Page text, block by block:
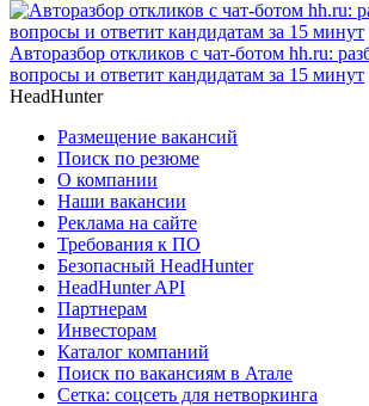
Авторазбор откликов с чат-ботом hh.ru:
вопросы и ответит кандидатам за 15 минут
HeadHunter
Размещение вакансий
Поиск по резюме
О компании
Наши вакансии
Реклама на сайте
Требования к ПО
Безопасный HeadHunter
HeadHunter API
Партнерам
Инвесторам
Каталог компаний
Поиск по вакансиям в Атале
Сетка: соцсеть для нетворкинга